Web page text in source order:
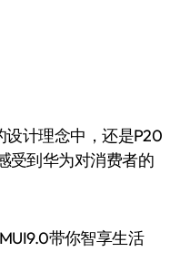
计理念中，还是P20
受到华为对消费者的